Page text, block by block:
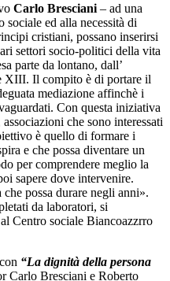
Carlo Bresciani – ad una
sociale ed alla necessità di
cristiani, possano inserirsi
settori socio-politici della vita
parte da lontano, dall’
XIII. Il compito è di portare il
mediazione affinchè i
Con questa iniziativa
che sono interessati
è quello di formare i
e che possa diventare un
per comprendere meglio la
sapere dove intervenire.
possa durare negli anni».
da laboratori, si
Centro sociale Biancoazzrro
“La dignità della persona
Carlo Bresciani e Roberto